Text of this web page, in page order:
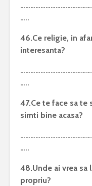
…..
46.Ce religie, in
interesanta?
…..
47.Ce te face sa te
simti bine acasa?
…..
48.Unde ai vrea
propriu?